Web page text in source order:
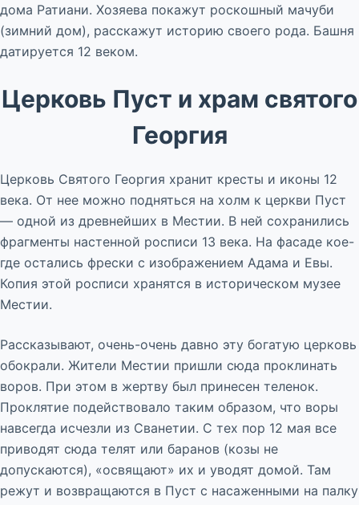
дома Ратиани. Хозяева покажут роскошный мачуби
(зимний дом), расскажут историю своего рода. Башня
датируется 12 веком.
Церковь Пуст и храм святого
Георгия
Церковь Святого Георгия хранит кресты и иконы 12
века. От нее можно подняться на холм к церкви Пуст
— одной из древнейших в Местии. В ней сохранились
фрагменты настенной росписи 13 века. На фасаде кое-
где остались фрески с изображением Адама и Евы.
Копия этой росписи хранятся в историческом музее
Местии.
Рассказывают, очень-очень давно эту богатую церковь
обокрали. Жители Местии пришли сюда проклинать
воров. При этом в жертву был принесен теленок.
Проклятие подействовало таким образом, что воры
навсегда исчезли из Сванетии. С тех пор 12 мая все
приводят сюда телят или баранов (козы не
допускаются), «освящают» их и уводят домой. Там
режут и возвращаются в Пуст с насаженными на палку